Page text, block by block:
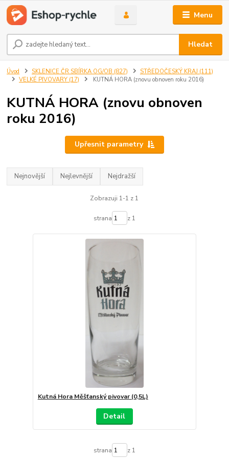
Menu
Hledat
Úvod SKLENICE ČR SBÍRKA OG/OB (827)
STŘEDOČESKÝ KRAJ (111)
VELKÉ PIVOVARY (17)
KUTNÁ HORA (znovu obnoven roku 2016)
KUTNÁ HORA (znovu obnoven
roku 2016)
Upřesnit parametry
Nejnovější Nejlevnější Nejdražší
Zobrazuji 1-1 z 1
strana z 1
Kutná Hora Měšťanský pivovar (0,5L)
Detail
strana z 1